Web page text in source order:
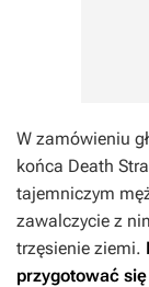
W zamówieniu
końca Death
tajemniczym
zawalczycie z
trzęsienie ziemi.
przygotować